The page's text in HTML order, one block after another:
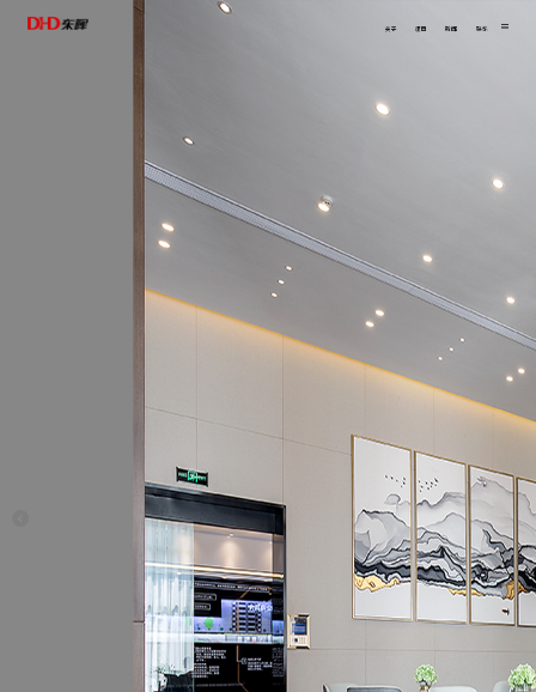
关于 项目 新闻 联系